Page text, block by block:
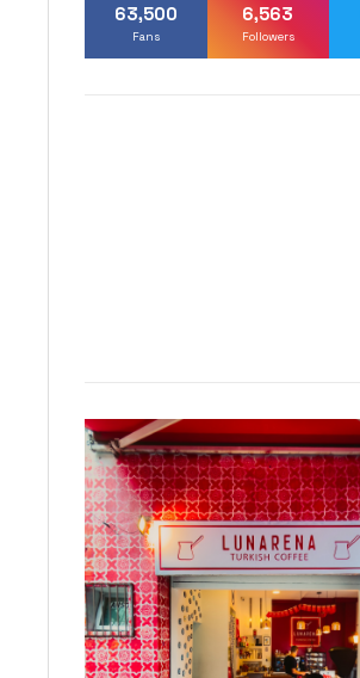
63,500
Fans
6,563
Followers